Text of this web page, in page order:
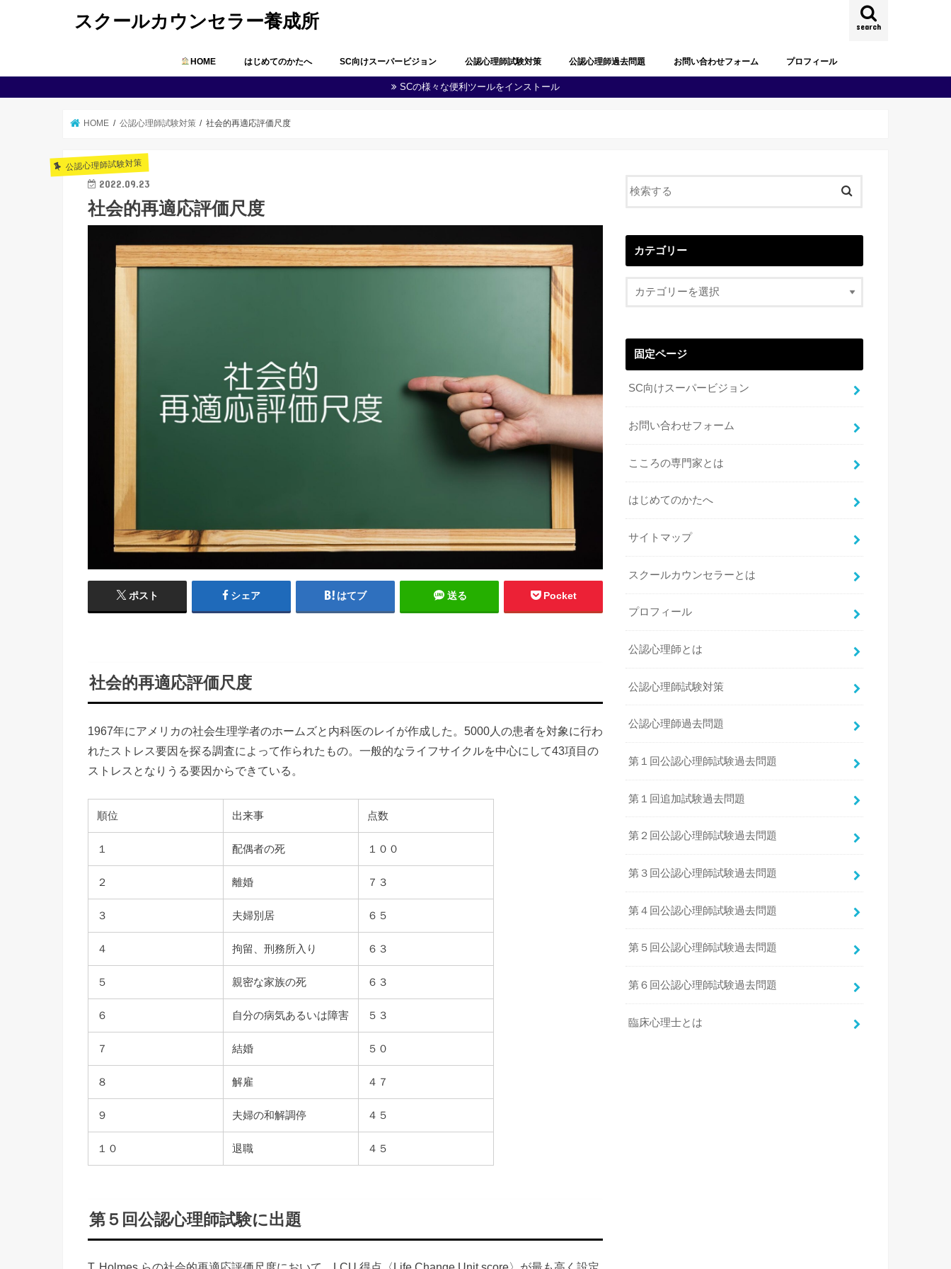
スクールカウンセラー養成所 search
HOME はじめてのかたへ SC向けスーパービジョン 公認心理師試験対策
公認心理師としての職責の自覚
問題解決能力と生涯学習
多職種連携・地域連携
心理学・臨床心理学の全体像
心理学における研究
心理学に関する実験
知覚及び認知
学習及び言語
感情及び人格
脳・神経の働き
社会及び集団に関する心理学
発達
障害者(児)の心理学
心理状態の観察及び結果の分析
心理に関する支援
健康・医療に関する心理学
福祉に関する心理学
教育に関する心理学
司法・犯罪に関する心理学
産業・組織に関する心理学
人体の構造と機能及び疾病
精神疾患とその治療
公認心理師に関する制度
その他（心の健康教育に関する事項
公認心理師過去問題 お問い合わせフォーム プロフィール
SCの様々な便利ツールをインストール
HOME 公認心理師試験対策 社会的再適応評価尺度
公認心理師試験対策
2022.09.23
社会的再適応評価尺度
ポスト シェア はてブ 送る Pocket
社会的再適応評価尺度
1967年にアメリカの社会生理学者のホームズと内科医のレイが作成した。5000人の患者を対象に行わ
れたストレス要因を探る調査によって作られたもの。一般的なライフサイクルを中心にして43項目の
ストレスとなりうる要因からできている。
順位 出来事 点数
１ 配偶者の死 １００
２ 離婚 ７３
３ 夫婦別居 ６５
４ 拘留、刑務所入り ６３
５ 親密な家族の死 ６３
６ 自分の病気あるいは障害 ５３
７ 結婚 ５０
８ 解雇 ４７
９ 夫婦の和解調停 ４５
１０ 退職 ４５
第５回公認心理師試験に出題
カテゴリー
固定ページ
SC向けスーパービジョン
お問い合わせフォーム
こころの専門家とは
はじめてのかたへ
サイトマップ
スクールカウンセラーとは
プロフィール
公認心理師とは
公認心理師試験対策
公認心理師過去問題
第１回公認心理師試験過去問題
第１回追加試験過去問題
第２回公認心理師試験過去問題
第３回公認心理師試験過去問題
第４回公認心理師試験過去問題
第５回公認心理師試験過去問題
第６回公認心理師試験過去問題
臨床心理士とは